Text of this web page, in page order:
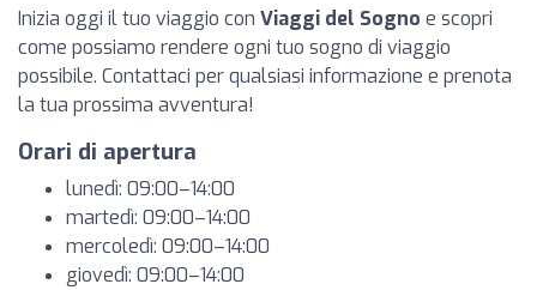
Inizia oggi il tuo viaggio con Viaggi del Sogno e scopri
come possiamo rendere ogni tuo sogno di viaggio
possibile. Contattaci per qualsiasi informazione e prenota
la tua prossima avventura!
Orari di apertura
lunedì: 09:00–14:00
martedì: 09:00–14:00
mercoledì: 09:00–14:00
giovedì: 09:00–14:00